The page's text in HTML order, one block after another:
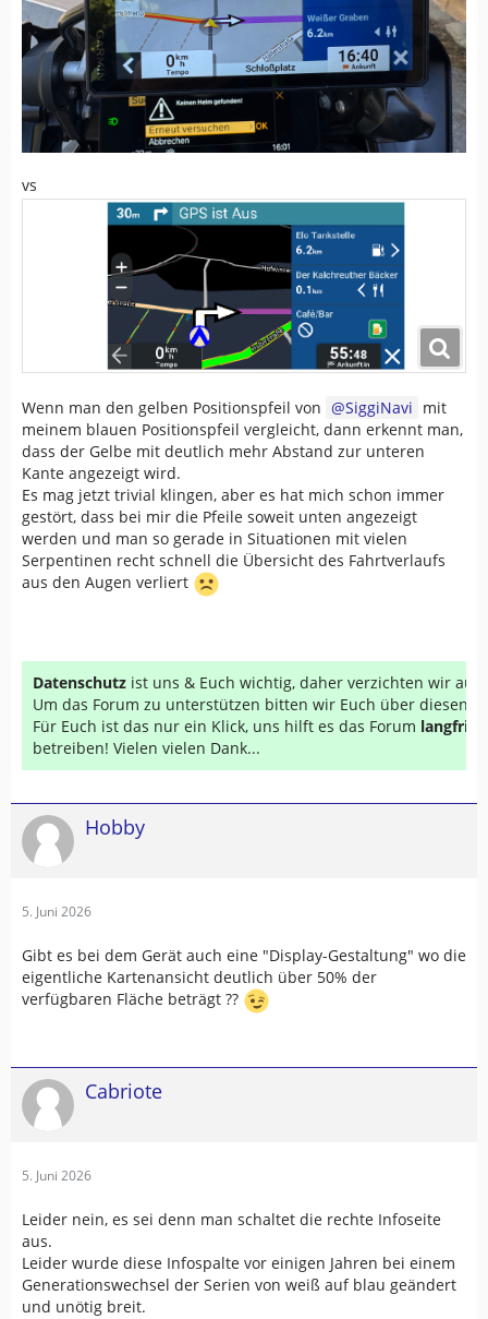
vs
Wenn man den gelben Positionspfeil von SiggiNavi mit
meinem blauen Positionspfeil vergleicht, dann erkennt man,
dass der Gelbe mit deutlich mehr Abstand zur unteren
Kante angezeigt wird.
Es mag jetzt trivial klingen, aber es hat mich schon immer
gestört, dass bei mir die Pfeile soweit unten angezeigt
werden und man so gerade in Situationen mit vielen
Serpentinen recht schnell die Übersicht des Fahrtverlaufs
aus den Augen verliert
Datenschutz ist uns & Euch wichtig, daher verzichten wir auf
Um das Forum zu unterstützen bitten wir Euch über diesen
Für Euch ist das nur ein Klick, uns hilft es das Forum
betreiben! Vielen vielen Dank...
Hobby
5. Juni 2026
Gibt es bei dem Gerät auch eine "Display-Gestaltung" wo die
eigentliche Kartenansicht deutlich über 50% der
verfügbaren Fläche beträgt ??
Cabriote
5. Juni 2026
Leider nein, es sei denn man schaltet die rechte Infoseite
aus.
Leider wurde diese Infospalte vor einigen Jahren bei einem
Generationswechsel der Serien von weiß auf blau geändert
und unötig breit.